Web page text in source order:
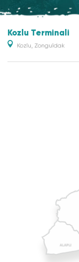
Kozlu Terminali
Kozlu, Zonguldak